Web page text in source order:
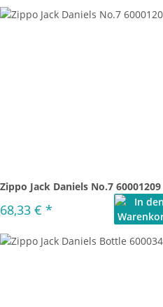
Zippo Jack Daniels No.7 60001209
68,33 € *